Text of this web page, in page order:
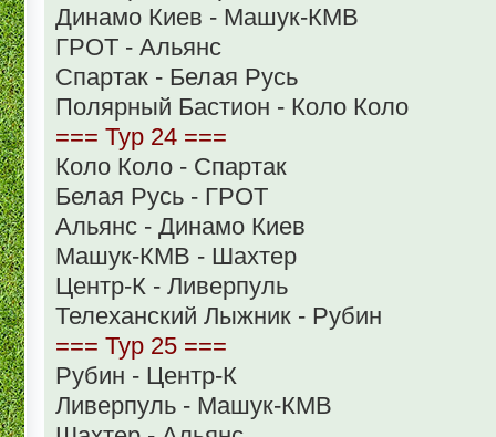
Динамо Киев - Машук-КМВ
ГРОТ - Альянс
Спартак - Белая Русь
Полярный Бастион - Коло Коло
=== Тур 24 ===
Коло Коло - Спартак
Белая Русь - ГРОТ
Альянс - Динамо Киев
Машук-КМВ - Шахтер
Центр-К - Ливерпуль
Телеханский Лыжник - Рубин
=== Тур 25 ===
Рубин - Центр-К
Ливерпуль - Машук-КМВ